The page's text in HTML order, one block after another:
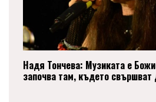
Надя Тончева: Музиката е
започва там, където свършват